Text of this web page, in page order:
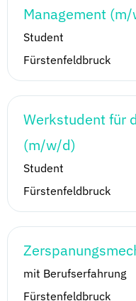
Management
Student
Fürstenfeldbruck
Werkstudent für
(m/w/d)
Student
Fürstenfeldbruck
mit Berufserfahrung
Fürstenfeldbruck